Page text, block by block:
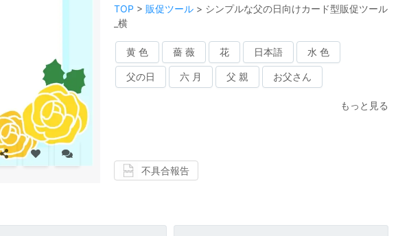
TOP > 販促ツール > シンプルな父の日向けカード型販促ツール
_横
黄 色 薔 薇 花 日本語 水 色
父の日 六 月 父 親 お父さん
もっと見る
不具合報告